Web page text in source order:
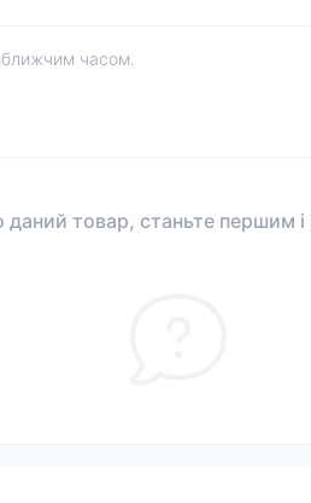
часом.
товар, станьте першим і